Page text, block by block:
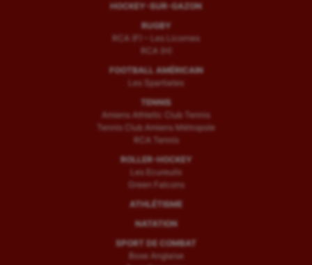
HOCKEY-SUR-GAZON
RUGBY
RCA (F) – Les Licornes
RCA (H)
FOOTBALL AMÉRICAIN
Les Spartiates
TENNIS
Amiens Athletic Club Tennis
Tennis Club Amiens Métropole
RCA Tennis
ROLLER-HOCKEY
Les Ecureuils
Green Falcons
ATHLÉTISME
NATATION
SPORT DE COMBAT
Boxe Anglaise